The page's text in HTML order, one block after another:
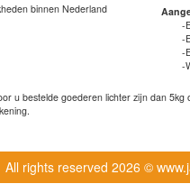
binnen Nederland
-
-
-
-
u bestelde goederen lichter zijn dan
All rights reserved 2026 ©